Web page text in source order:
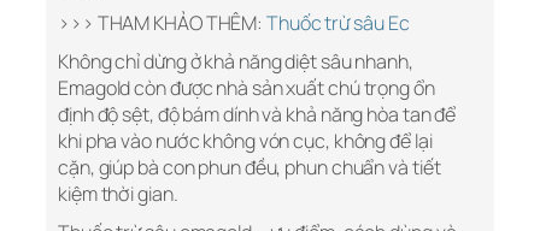
>>> THAM KHẢO THÊM: Thuốc trừ sâu Ec
Không chỉ dừng ở khả năng diệt sâu nhanh,
Emagold còn được nhà sản xuất chú trọng ổn
định độ sệt, độ bám dính và khả năng hòa tan để
khi pha vào nước không vón cục, không để lại
cặn, giúp bà con phun đều, phun chuẩn và tiết
kiệm thời gian.